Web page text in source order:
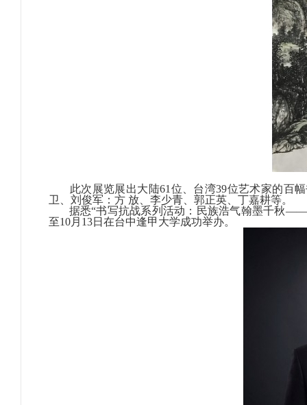
此次展览展出大陆61位、台湾39位艺术家的百幅
卫、刘俊军：方 放、李少青、郭正英、丁嘉耕等
据悉“书写抗战系列活动：民族浩气翰墨千秋
至10月13日在台中逢甲大学成功举办。